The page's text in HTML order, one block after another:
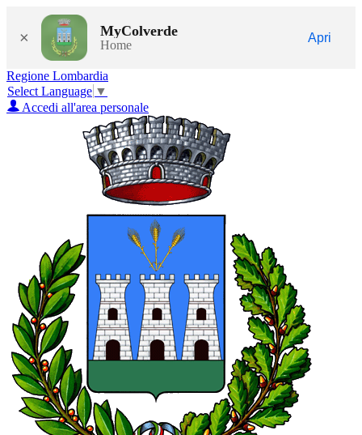
× MyColverde
Home
Apri
Regione Lombardia
Select Language ▼
Accedi all'area personale